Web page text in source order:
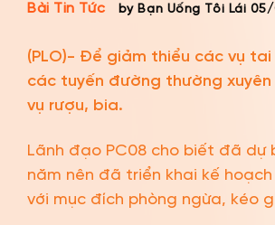
Bài Tin Tức by Bạn Uống Tôi Lái 05/
(PLO)- Để giảm thiểu các vụ
các tuyến đường thường
vụ rượu, bia.
Lãnh đạo PC08 cho biết đã
năm nên đã triển khai kế
với mục đích phòng ngừa, kéo